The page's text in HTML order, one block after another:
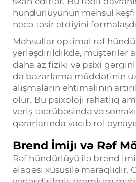
hündürlüyünün məhsul
necə təsir etdiyini
Məhsullar optimal rəf
yerləşdirildikdə, müştərilər
daha az fiziki və psixi
da bazarlama müddətinin
alışmaların ehtimalının
olur. Bu psixoloji rahatlıq
veriş təcrübəsində və
qərarlarında vacib rol
Brend İmijı və Rəf
Rəf hündürlüyü ilə brend
əlaqəsi xüsusilə maraqlıdır.